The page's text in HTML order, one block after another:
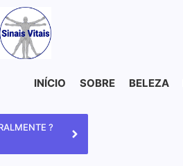
INÍCIO SOBRE BELEZA
?